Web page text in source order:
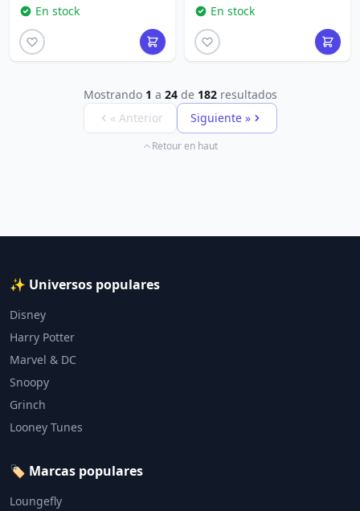
En stock
En stock
Mostrando 1 a 24de 182resultados
« Anterior
Siguiente »
Retour en haut
✨ Universos populares
Disney
Harry Potter
Marvel & DC
Snoopy
Grinch
Looney Tunes
🏷️ Marcas populares
Loungefly